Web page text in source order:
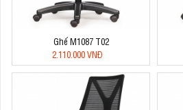
Ghế M1087 T02
2.110.000 VNĐ